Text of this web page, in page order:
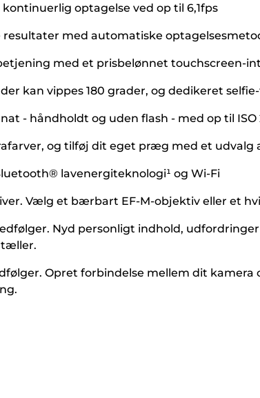
optagelse ved op til 6,1fps
med automatiske
med et prisbelønnet touchscreen-
kan vippes 180 grader, og dedikeret
- håndholdt og uden flash - med op til ISO
og tilføj dit eget præg med et udvalg
lavenergiteknologi¹ og Wi-Fi
Vælg et bærbart EF-M-objektiv eller et
Nyd personligt indhold,
Opret forbindelse mellem dit